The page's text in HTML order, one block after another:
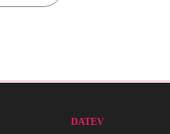
DATEV